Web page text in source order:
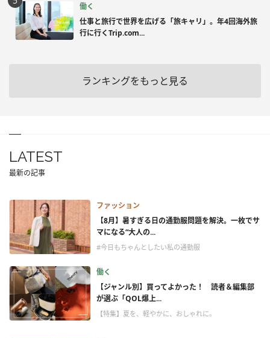
働く
仕事と旅行で世界を広げる「旅キャリ」。年4回海外旅
行に行くTrip.com...
ランキングをもっと見る
LATEST
最新の記事
ファッション
【8月】暑すぎる日の通勤服問題を解決。一枚でサ
マになる“大人の...
#今日もちゃんとしたい私の通勤服
働く
【ジャンル別】買ってよかった！ 読者＆編集部
が選ぶ「QOL爆上...
【特集】夏を、軽やかに、おしゃれに。